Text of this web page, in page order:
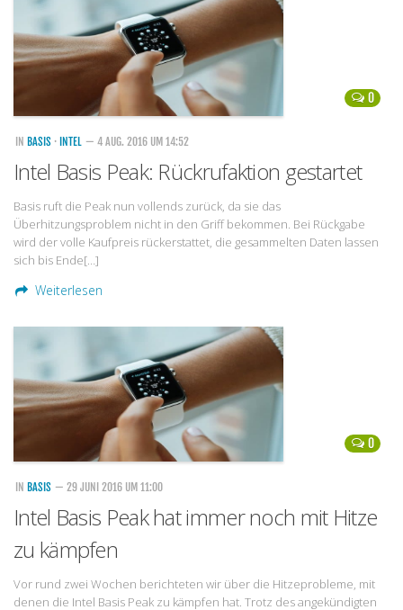
0
IN BASIS · INTEL — 4 AUG. 2016 UM 14:52
Intel Basis Peak: Rückrufaktion gestartet
Basis ruft die Peak nun vollends zurück, da sie das
Überhitzungsproblem nicht in den Griff bekommen. Bei Rückgabe
wird der volle Kaufpreis rückerstattet, die gesammelten Daten lassen
sich bis Ende[…]
Weiterlesen
0
IN BASIS — 29 JUNI 2016 UM 11:00
Intel Basis Peak hat immer noch mit Hitze
zu kämpfen
Vor rund zwei Wochen berichteten wir über die Hitzeprobleme, mit
denen die Intel Basis Peak zu kämpfen hat. Trotz des angekündigten